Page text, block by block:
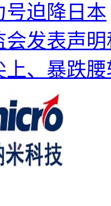
号迫降日本
会发表声
上、暴跌